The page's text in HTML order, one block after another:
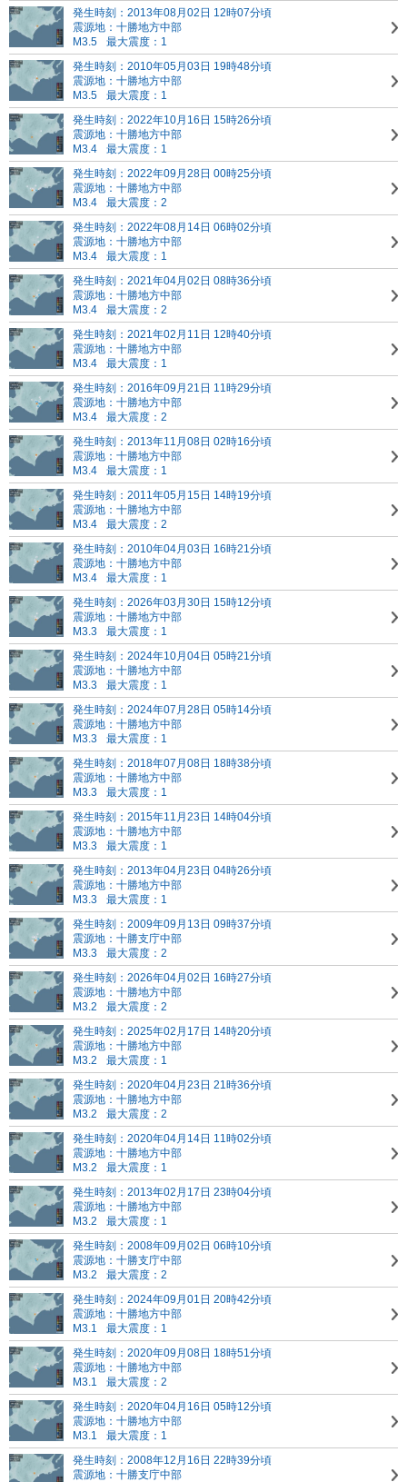
発生時刻：2013年08月02日 12時07分頃
震源地：十勝地方中部
M3.5
最大震度：1
発生時刻：2010年05月03日 19時48分頃
震源地：十勝地方中部
M3.5
最大震度：1
発生時刻：2022年10月16日 15時26分頃
震源地：十勝地方中部
M3.4
最大震度：1
発生時刻：2022年09月28日 00時25分頃
震源地：十勝地方中部
M3.4
最大震度：2
発生時刻：2022年08月14日 06時02分頃
震源地：十勝地方中部
M3.4
最大震度：1
発生時刻：2021年04月02日 08時36分頃
震源地：十勝地方中部
M3.4
最大震度：2
発生時刻：2021年02月11日 12時40分頃
震源地：十勝地方中部
M3.4
最大震度：1
発生時刻：2016年09月21日 11時29分頃
震源地：十勝地方中部
M3.4
最大震度：2
発生時刻：2013年11月08日 02時16分頃
震源地：十勝地方中部
M3.4
最大震度：1
発生時刻：2011年05月15日 14時19分頃
震源地：十勝地方中部
M3.4
最大震度：2
発生時刻：2010年04月03日 16時21分頃
震源地：十勝地方中部
M3.4
最大震度：1
発生時刻：2026年03月30日 15時12分頃
震源地：十勝地方中部
M3.3
最大震度：1
発生時刻：2024年10月04日 05時21分頃
震源地：十勝地方中部
M3.3
最大震度：1
発生時刻：2024年07月28日 05時14分頃
震源地：十勝地方中部
M3.3
最大震度：1
発生時刻：2018年07月08日 18時38分頃
震源地：十勝地方中部
M3.3
最大震度：1
発生時刻：2015年11月23日 14時04分頃
震源地：十勝地方中部
M3.3
最大震度：1
発生時刻：2013年04月23日 04時26分頃
震源地：十勝地方中部
M3.3
最大震度：1
発生時刻：2009年09月13日 09時37分頃
震源地：十勝支庁中部
M3.3
最大震度：2
発生時刻：2026年04月02日 16時27分頃
震源地：十勝地方中部
M3.2
最大震度：2
発生時刻：2025年02月17日 14時20分頃
震源地：十勝地方中部
M3.2
最大震度：1
発生時刻：2020年04月23日 21時36分頃
震源地：十勝地方中部
M3.2
最大震度：2
発生時刻：2020年04月14日 11時02分頃
震源地：十勝地方中部
M3.2
最大震度：1
発生時刻：2013年02月17日 23時04分頃
震源地：十勝地方中部
M3.2
最大震度：1
発生時刻：2008年09月02日 06時10分頃
震源地：十勝支庁中部
M3.2
最大震度：2
発生時刻：2024年09月01日 20時42分頃
震源地：十勝地方中部
M3.1
最大震度：1
発生時刻：2020年09月08日 18時51分頃
震源地：十勝地方中部
M3.1
最大震度：2
発生時刻：2020年04月16日 05時12分頃
震源地：十勝地方中部
M3.1
最大震度：1
発生時刻：2008年12月16日 22時39分頃
震源地：十勝支庁中部